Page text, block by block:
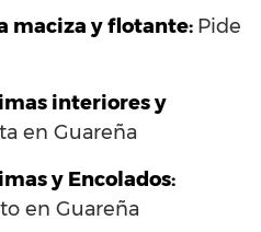
maciza y flotante: Pide
interiores y
en Guareña
y Encolados:
en Guareña